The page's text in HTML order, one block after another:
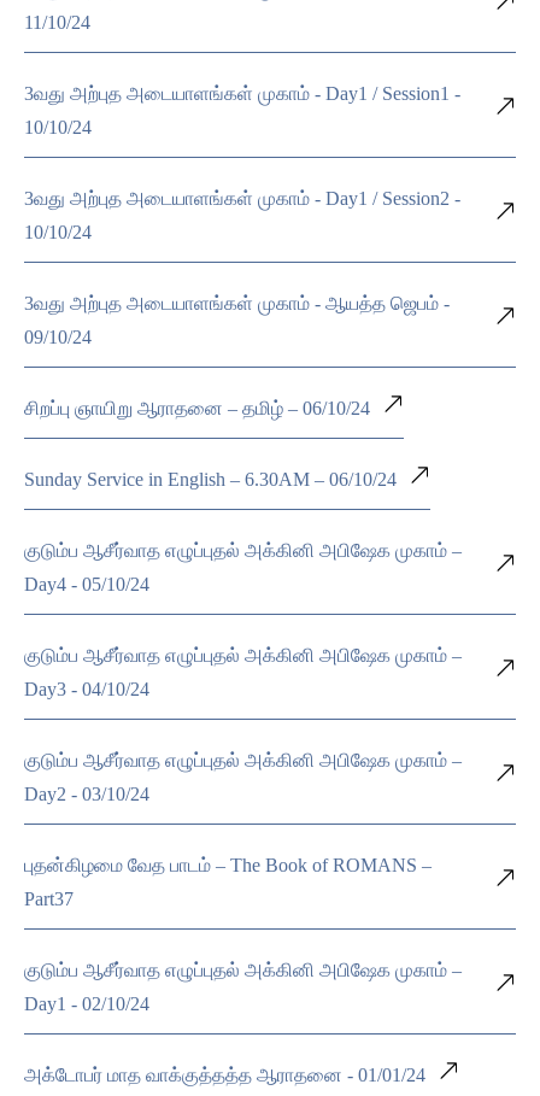
11/10/24
3வது அற்புத அடையாளங்கள் முகாம் - Day1 / Session1 -
10/10/24
3வது அற்புத அடையாளங்கள் முகாம் - Day1 / Session2 -
10/10/24
3வது அற்புத அடையாளங்கள் முகாம் - ஆயத்த ஜெபம் -
09/10/24
சிறப்பு ஞாயிறு ஆராதனை – தமிழ் – 06/10/24
Sunday Service in English – 6.30AM – 06/10/24
குடும்ப ஆசீர்வாத எழுப்புதல் அக்கினி அபிஷேக முகாம் –
Day4 - 05/10/24
குடும்ப ஆசீர்வாத எழுப்புதல் அக்கினி அபிஷேக முகாம் –
Day3 - 04/10/24
குடும்ப ஆசீர்வாத எழுப்புதல் அக்கினி அபிஷேக முகாம் –
Day2 - 03/10/24
புதன்கிழமை வேத பாடம் – The Book of ROMANS –
Part37
குடும்ப ஆசீர்வாத எழுப்புதல் அக்கினி அபிஷேக முகாம் –
Day1 - 02/10/24
அக்டோபர் மாத வாக்குத்தத்த ஆராதனை - 01/01/24